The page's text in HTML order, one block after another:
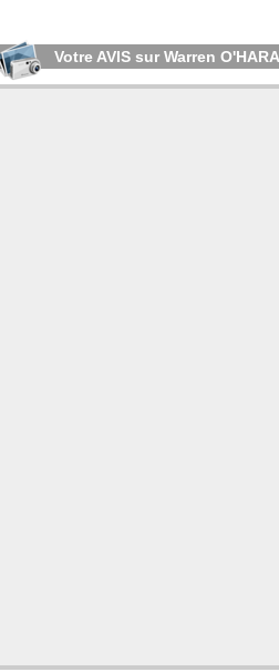
Votre AVIS sur Warren O'HARA